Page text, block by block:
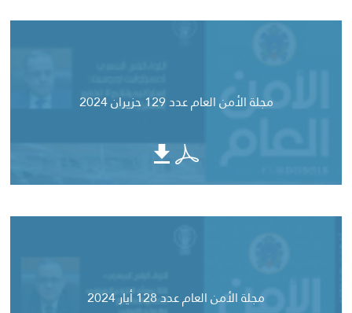
مجلة الأمن العام عدد 129 حزيران 2024
مجلة الأمن العام عدد 128 أيار 2024